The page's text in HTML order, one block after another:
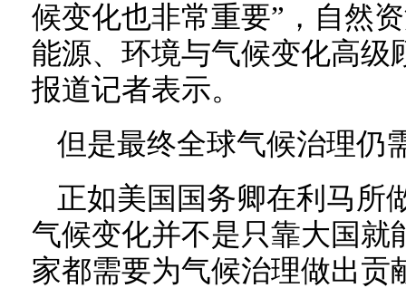
候变化也非常重要”，自然
能源、环境与气候变化高级
报道记者表示。
但是最终全球气候治理仍
正如美国国务卿在利马所
气候变化并不是只靠大国就
家都需要为气候治理做出贡